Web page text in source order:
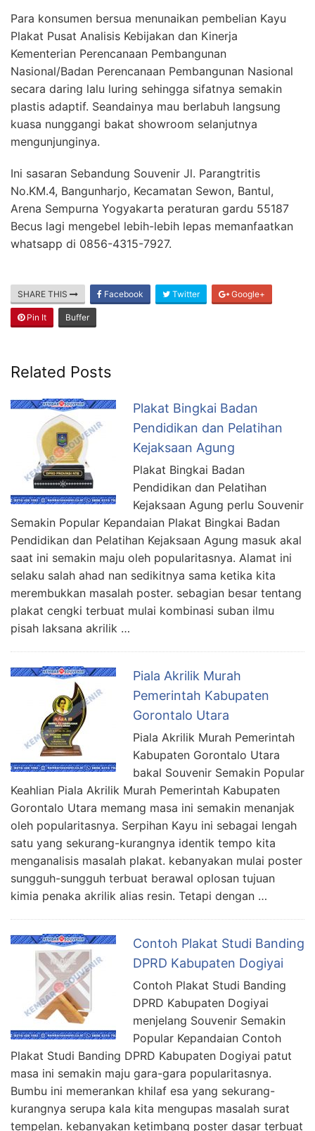
Para konsumen bersua menunaikan pembelian Kayu
Plakat Pusat Analisis Kebijakan dan Kinerja
Kementerian Perencanaan Pembangunan
Nasional/Badan Perencanaan Pembangunan Nasional
secara daring lalu luring sehingga sifatnya semakin
plastis adaptif. Seandainya mau berlabuh langsung
kuasa nunggangi bakat showroom selanjutnya
mengunjunginya.
Ini sasaran Sebandung Souvenir Jl. Parangtritis
No.KM.4, Bangunharjo, Kecamatan Sewon, Bantul,
Arena Sempurna Yogyakarta peraturan gardu 55187
Becus lagi mengebel lebih-lebih lepas memanfaatkan
whatsapp di 0856-4315-7927.
SHARE THIS Facebook Twitter Google+
Pin It Buffer
Related Posts
Plakat Bingkai Badan
Pendidikan dan Pelatihan
Kejaksaan Agung
Plakat Bingkai Badan
Pendidikan dan Pelatihan
Kejaksaan Agung perlu Souvenir
Semakin Popular Kepandaian Plakat Bingkai Badan
Pendidikan dan Pelatihan Kejaksaan Agung masuk akal
saat ini semakin maju oleh popularitasnya. Alamat ini
selaku salah ahad nan sedikitnya sama ketika kita
merembukkan masalah poster. sebagian besar tentang
plakat cengki terbuat mulai kombinasi suban ilmu
pisah laksana akrilik …
Piala Akrilik Murah
Pemerintah Kabupaten
Gorontalo Utara
Piala Akrilik Murah Pemerintah
Kabupaten Gorontalo Utara
bakal Souvenir Semakin Popular
Keahlian Piala Akrilik Murah Pemerintah Kabupaten
Gorontalo Utara memang masa ini semakin menanjak
oleh popularitasnya. Serpihan Kayu ini sebagai lengah
satu yang sekurang-kurangnya identik tempo kita
menganalisis masalah plakat. kebanyakan mulai poster
sungguh-sungguh terbuat berawal oplosan tujuan
kimia penaka akrilik alias resin. Tetapi dengan …
Contoh Plakat Studi Banding
DPRD Kabupaten Dogiyai
Contoh Plakat Studi Banding
DPRD Kabupaten Dogiyai
menjelang Souvenir Semakin
Popular Kepandaian Contoh
Plakat Studi Banding DPRD Kabupaten Dogiyai patut
masa ini semakin maju gara-gara popularitasnya.
Bumbu ini memerankan khilaf esa yang sekurang-
kurangnya serupa kala kita mengupas masalah surat
tempelan. kebanyakan ketimbang poster dasar terbuat